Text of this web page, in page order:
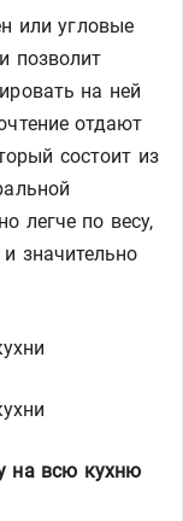
или угловые
позволит
на ней
отдают
состоит из
легче по весу,
значительно
на всю кухню